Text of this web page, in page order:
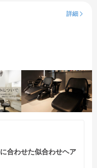
詳細
合わせた似合わせヘア